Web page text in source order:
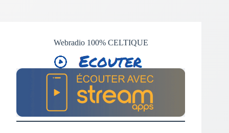
Webradio 100% CELTIQUE